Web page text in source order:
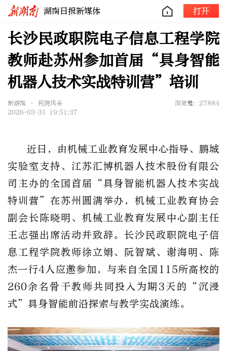
湖南日报新媒体 打开
长沙民政职院电子信息工程学院
教师赴苏州参加首届“具身智能
机器人技术实战特训营”培训
新湖南 • 民院风采
浏览量：27884
2026-03-31 19:51:37
近日，由机械工业教育发展中心指导、鹏城
实验室支持、江苏汇博机器人技术股份有限公
司主办的全国首届“具身智能机器人技术实战
特训营”在苏州圆满举办，机械工业教育协会
副会长陈晓明、机械工业教育发展中心副主任
王志强出席活动并致辞。长沙民政职院电子信
息工程学院教师徐立娟、阮智斌、谢海明、陈
杰一行4人应邀参加，与来自全国115所高校的
260余名骨干教师共同投入为期3天的“沉浸
式”具身智能前沿探索与教学实战演练。